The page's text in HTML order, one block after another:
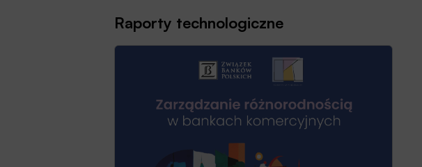
Raporty technologiczne